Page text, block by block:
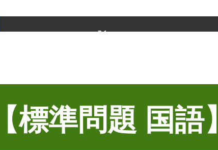
【標準問題 国語】